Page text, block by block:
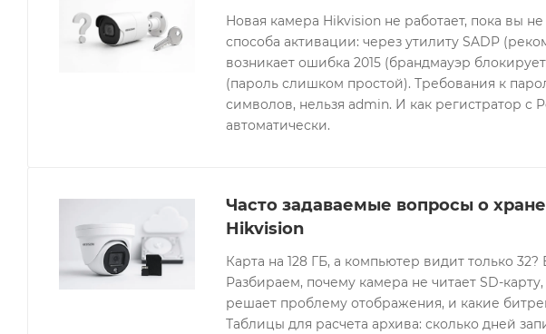
Новая камера Hikvision не работает, пока вы
способа активации: через утилиту SADP
возникает ошибка 2015 (брандмауэр
(пароль слишком простой). Требования к
символов, нельзя admin. И как регистратор с
автоматически.
Часто задаваемые вопросы о
Hikvision
Карта на 128 ГБ, а компьютер видит только 32?
Разбираем, почему камера не читает SD-
решает проблему отображения, и какие
Таблицы для расчета архива: сколько дней